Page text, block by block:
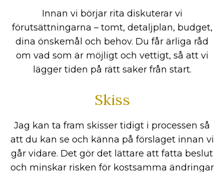
Innan vi börjar rita diskuterar vi
förutsättningarna – tomt, detaljplan, budget,
dina önskemål och behov. Du får ärliga råd
om vad som är möjligt och vettigt, så att vi
lägger tiden på rätt saker från start.
Skiss
Jag kan ta fram skisser tidigt i processen så
att du kan se och känna på förslaget innan vi
går vidare. Det gör det lättare att fatta beslut
och minskar risken för kostsamma ändringar